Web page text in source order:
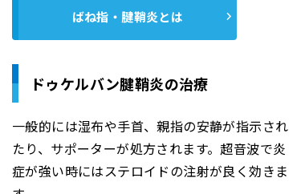
ばね指・腱鞘炎とは
ドゥケルバン腱鞘炎の治療
一般的には湿布や手首、親指の安静が指示され
たり、サポーターが処方されます。超音波で炎
症が強い時にはステロイドの注射が良く効きま